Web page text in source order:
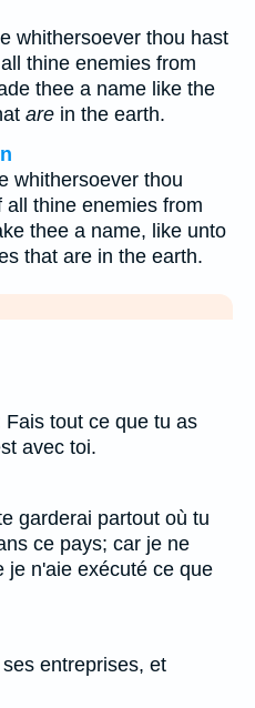
whithersoever thou hast
thine enemies from
thee a name like the
are in the earth.
whithersoever thou
thine enemies from
thee a name, like unto
that are in the earth.
tout ce que tu as
avec toi.
garderai partout où tu
ce pays; car je ne
je n'aie exécuté ce que
entreprises, et